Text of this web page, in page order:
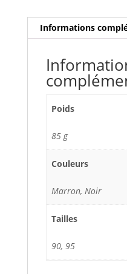
Informations
Poids
85 g
Couleurs
Marron, Noir
Tailles
90, 95